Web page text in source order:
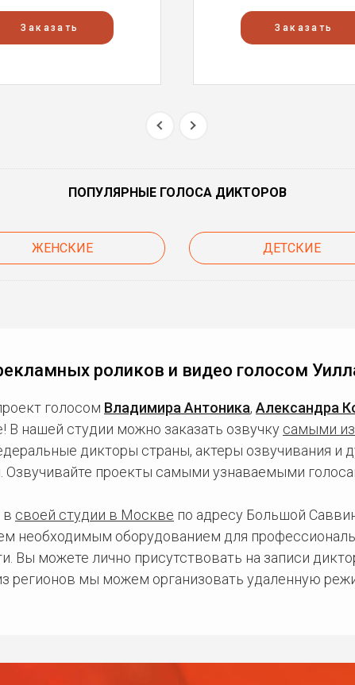
Заказать Заказать
ПОПУЛЯРНЫЕ ГОЛОСА ДИКТОРОВ
ЖЕНСКИЕ ДЕТСКИЕ
роликов и видео голосом
голосом Владимира Антоника, Александра
В нашей студии можно заказать озвучку самыми
дикторы страны, актеры озвучивания и
Озвучивайте проекты самыми узнаваемыми
в своей студии в Москве по адресу Большой
необходимым оборудованием для
Вы можете лично присутствовать на записи
регионов мы можем организовать удаленную